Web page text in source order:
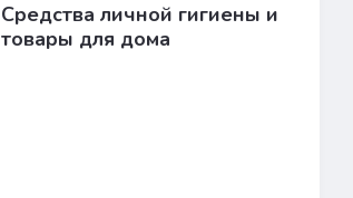
Средства личной гигиены и
товары для дома